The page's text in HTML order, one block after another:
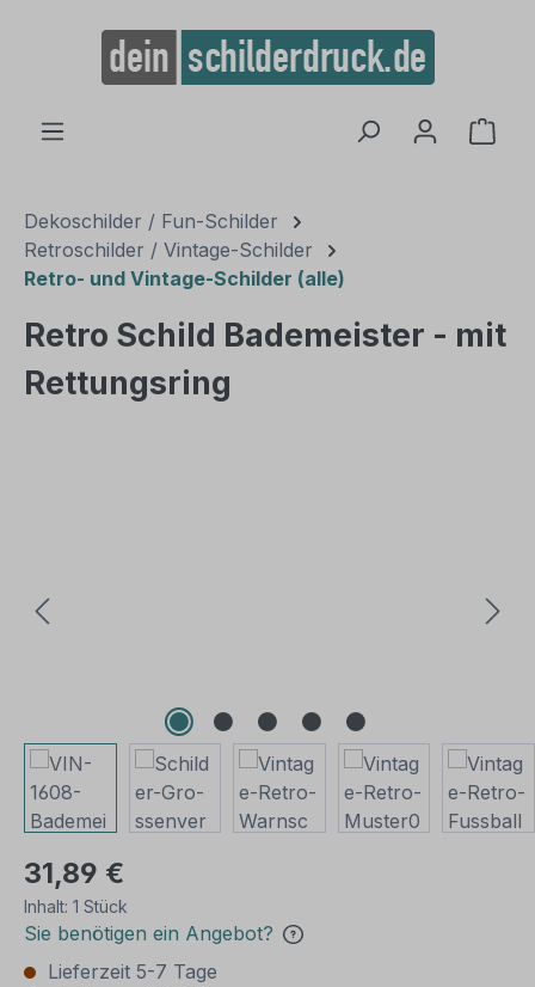
springen
Dekoschilder / Fun-Schilder
Retroschilder / Vintage-Schilder
Retro- und Vintage-Schilder (alle)
Retro Schild Bademeister - mit
Rettungsring
31,89 €
Inhalt: 1 Stück
Sie benötigen ein Angebot?
Lieferzeit 5-7 Tage